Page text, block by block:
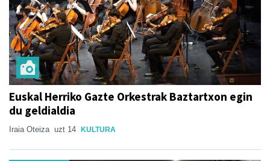
Euskal Herriko Gazte Orkestrak Baztartxon egin
du geldialdia
Iraia Oteiza uzt 14 KULTURA